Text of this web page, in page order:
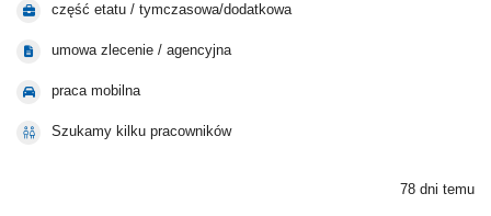
część etatu / tymczasowa/dodatkowa
umowa zlecenie / agencyjna
praca mobilna
Szukamy kilku pracowników
78 dni temu